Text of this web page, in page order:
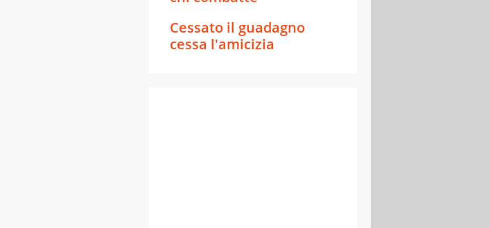
Cessato il guadagno
cessa l'amicizia